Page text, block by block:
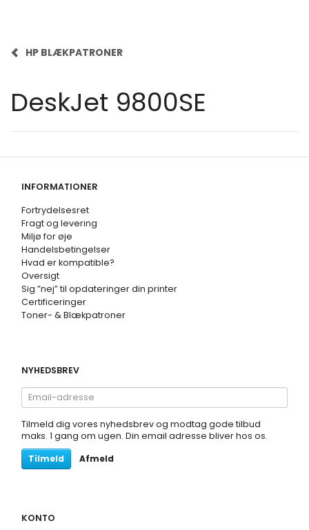
HP BLÆKPATRONER
DeskJet 9800SE
INFORMATIONER
Fortrydelsesret
Fragt og levering
Miljø for øje
Handelsbetingelser
Hvad er kompatible?
Oversigt
Sig ”nej” til opdateringer din printer
Certificeringer
Toner- & Blækpatroner
NYHEDSBREV
Email-
adresse
Tilmeld dig vores nyhedsbrev og modtag gode tilbud
maks. 1 gang om ugen. Din email adresse bliver hos os.
Tilmeld
Afmeld
KONTO